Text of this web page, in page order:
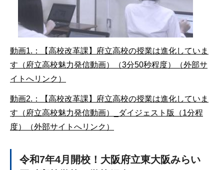
動画1.：【高校改革課】府立高校の授業は進化していま
す（府立高校魅力発信動画）（3分50秒程度）（外部サ
イトへリンク）
動画2.：【高校改革課】府立高校の授業は進化していま
す（府立高校魅力発信動画）_ダイジェスト版（1分程
度）（外部サイトへリンク）
令和7年4月開校！大阪府立東大阪みらい